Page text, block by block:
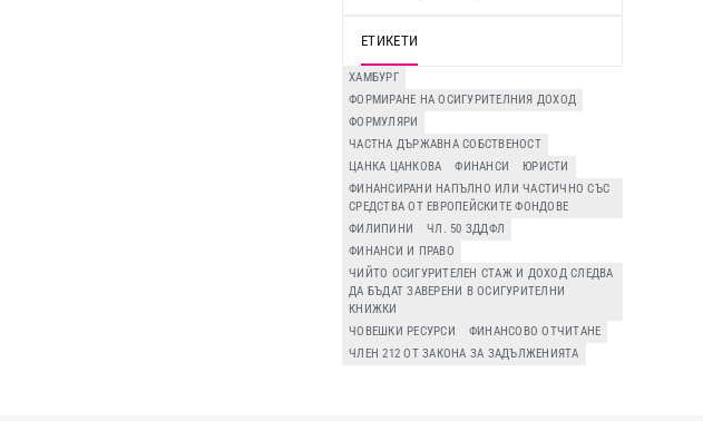
ЕТИКЕТИ
ХАМБУРГ
ФОРМИРАНЕ НА ОСИГУРИТЕЛНИЯ ДОХОД
ФОРМУЛЯРИ
ЧАСТНА ДЪРЖАВНА СОБСТВЕНОСТ
ЦАНКА ЦАНКОВА
ФИНАНСИ
ЮРИСТИ
ФИНАНСИРАНИ НАПЪЛНО ИЛИ ЧАСТИЧНО СЪС
СРЕДСТВА ОТ ЕВРОПЕЙСКИТЕ ФОНДОВЕ
ФИЛИПИНИ
ЧЛ. 50 ЗДДФЛ
ФИНАНСИ И ПРАВО
ЧИЙТО ОСИГУРИТЕЛЕН СТАЖ И ДОХОД СЛЕДВА
ДА БЪДАТ ЗАВЕРЕНИ В ОСИГУРИТЕЛНИ
КНИЖКИ
ЧОВЕШКИ РЕСУРСИ
ФИНАНСОВО ОТЧИТАНЕ
ЧЛЕН 212 ОТ ЗАКОНА ЗА ЗАДЪЛЖЕНИЯТА